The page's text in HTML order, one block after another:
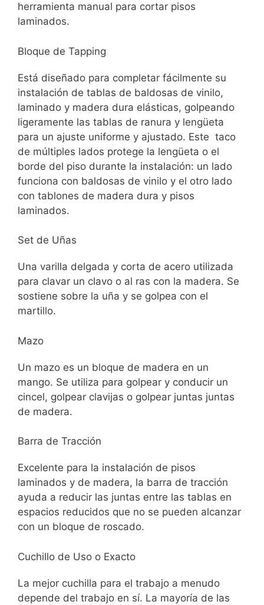
herramienta manual para cortar pisos
laminados.
Bloque de Tapping
Está diseñado para completar fácilmente su
instalación de tablas de baldosas de vinilo,
laminado y madera dura elásticas, golpeando
ligeramente las tablas de ranura y lengüeta
para un ajuste uniforme y ajustado. Este taco
de múltiples lados protege la lengüeta o el
borde del piso durante la instalación: un lado
funciona con baldosas de vinilo y el otro lado
con tablones de madera dura y pisos
laminados.
Set de Uñas
Una varilla delgada y corta de acero utilizada
para clavar un clavo o al ras con la madera. Se
sostiene sobre la uña y se golpea con el
martillo.
Mazo
Un mazo es un bloque de madera en un
mango. Se utiliza para golpear y conducir un
cincel, golpear clavijas o golpear juntas juntas
de madera.
Barra de Tracción
Excelente para la instalación de pisos
laminados y de madera, la barra de tracción
ayuda a reducir las juntas entre las tablas en
espacios reducidos que no se pueden alcanzar
con un bloque de roscado.
Cuchillo de Uso o Exacto
La mejor cuchilla para el trabajo a menudo
depende del trabajo en sí. La mayoría de las